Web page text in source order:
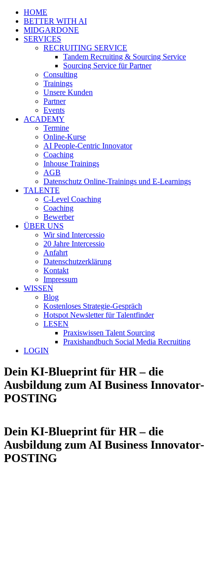
HOME
BETTER WITH AI
MIDGARDONE
SERVICES
RECRUITING SERVICE
Tandem Recruiting & Sourcing Service
Sourcing Service für Partner
Consulting
Trainings
Unsere Kunden
Partner
Events
ACADEMY
Termine
Online-Kurse
AI People-Centric Innovator
Coaching
Inhouse Trainings
AGB
Datenschutz Online-Trainings und E-Learnings
TALENTE
C-Level Coaching
Coaching
Bewerber
ÜBER UNS
Wir sind Intercessio
20 Jahre Intercessio
Anfahrt
Datenschutzerklärung
Kontakt
Impressum
WISSEN
Blog
Kostenloses Strategie-Gespräch
Hotspot Newsletter für Talentfinder
LESEN
Praxiswissen Talent Sourcing
Praxishandbuch Social Media Recruiting
LOGIN
Dein KI-Blueprint für HR – die
Ausbildung zum AI Business Innovator-
POSTING
Dein KI-Blueprint für HR – die
Ausbildung zum AI Business Innovator-
POSTING